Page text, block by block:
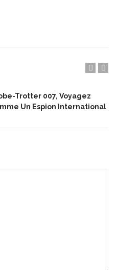
Trotter 007, Voyagez
Un Espion International